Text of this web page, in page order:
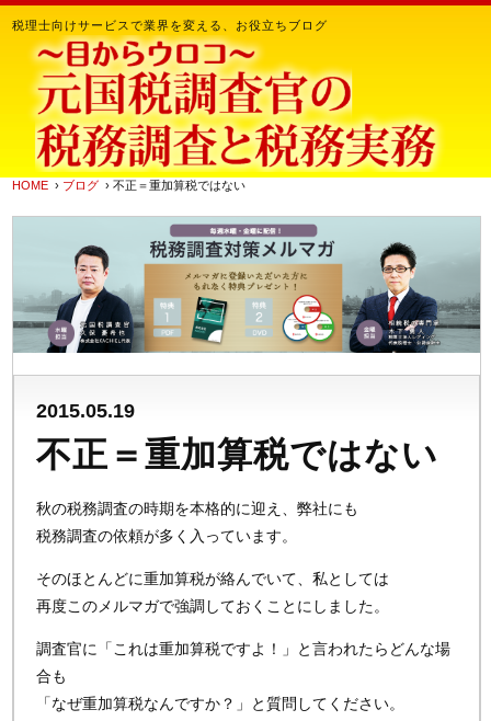
税理士向けサービスで業界を変える、お役立ちブログ
HOME › ブログ › 不正＝重加算税ではない
2015.05.19
不正＝重加算税ではない
秋の税務調査の時期を本格的に迎え、弊社にも
税務調査の依頼が多く入っています。
そのほとんどに重加算税が絡んでいて、私としては
再度このメルマガで強調しておくことにしました。
調査官に「これは重加算税ですよ！」と言われたらどんな場
合も
「なぜ重加算税なんですか？」と質問してください。